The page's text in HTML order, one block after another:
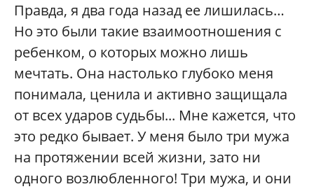
Правда, я два года назад ее лишилась…
Но это были такие взаимоотношения с
ребенком, о которых можно лишь
мечтать. Она настолько глубоко меня
понимала, ценила и активно защищала
от всех ударов судьбы... Мне кажется, что
это редко бывает. У меня было три мужа
на протяжении всей жизни, зато ни
одного возлюбленного! Три мужа, и они